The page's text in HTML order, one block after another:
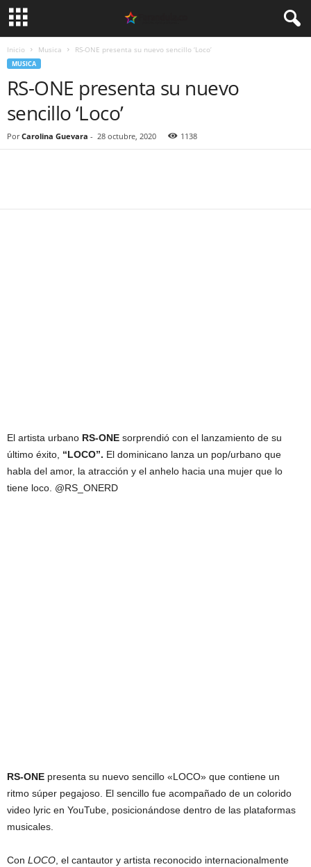
Inicio Musica RS-ONE presenta su nuevo sencillo ‘Loco’
MUSICA
RS-ONE presenta su nuevo
sencillo ‘Loco’
Por Carolina Guevara - 28 octubre, 2020 1138
El artista urbano RS-ONE sorprendió con el lanzamiento de su
último éxito, “LOCO”. El dominicano lanza un pop/urbano que
habla del amor, la atracción y el anhelo hacia una mujer que lo
tiene loco. @RS_ONERD
RS-ONE presenta su nuevo sencillo «LOCO» que contiene un
ritmo súper pegajoso. El sencillo fue acompañado de un colorido
video lyric en YouTube, posicionándose dentro de las plataformas
musicales.
Con LOCO, el cantautor y artista reconocido internacionalmente